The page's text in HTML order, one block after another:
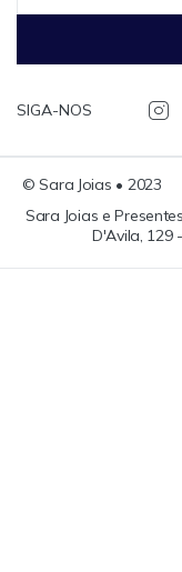
SIGA-NOS
© Sara Joias • 2023
Sara Joias e
D'Avila, 129